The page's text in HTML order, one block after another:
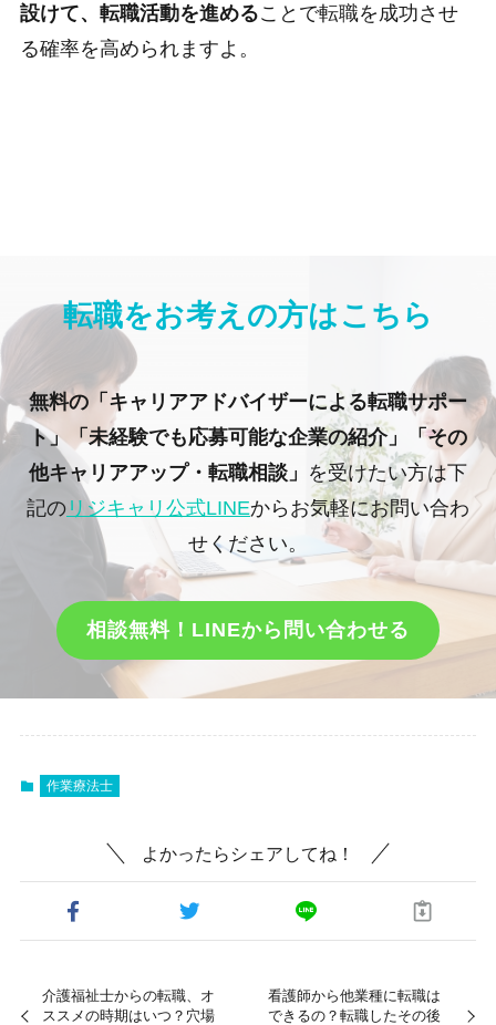
設けて、転職活動を進めることで転職を成功させ
る確率を高められますよ。
転職をお考えの方はこちら
無料の「キャリアアドバイザーによる転職サポー
ト」「未経験でも応募可能な企業の紹介」「その
他キャリアアップ・転職相談」 を受けたい方は下
記の リジキャリ公式LINEからお気軽にお問い合わ
せください。
相談無料！LINEから問い合わせる
作業療法士
よかったらシェアしてね！
介護福祉士からの転職、オ
ススメの時期はいつ？穴場
看護師から他業種に転職は
できるの？転職したその後